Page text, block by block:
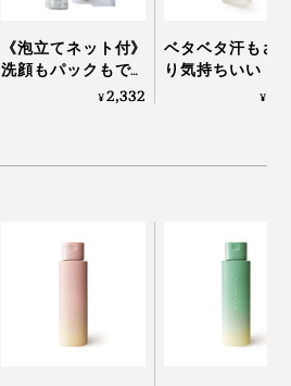
《泡立てネット付》
洗顔もパックもでき
る、「富山クレイ フ
¥2,332
ベタベタ汗もさ
り気持ちいい！
顔も体も、スプ
¥